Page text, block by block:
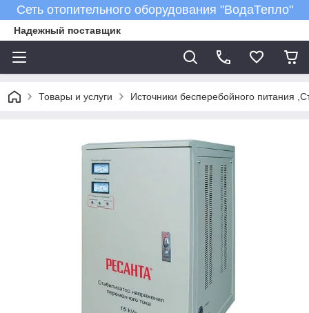
Сеть отопительного оборудования "ВодаТепло"
Надежный поставщик
Товары и услуги Источники бесперебойного питания